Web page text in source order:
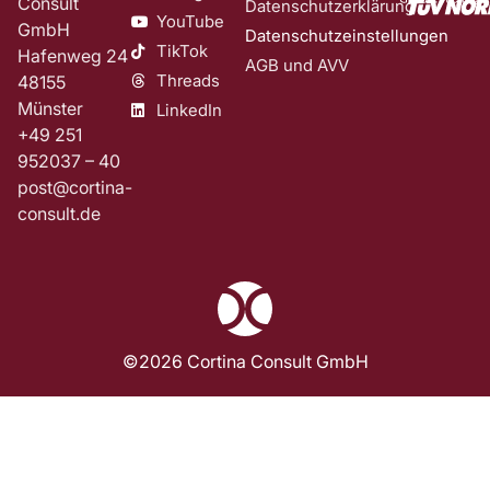
GmbH
Hafenweg 24
48155
Münster
+49 251
952037 – 40
post@cortina-
consult.de
YouTube
TikTok
Threads
LinkedIn
Datenschutzerklärung
Datenschutzeinstellungen
AGB und AVV
©2026 Cortina Consult GmbH